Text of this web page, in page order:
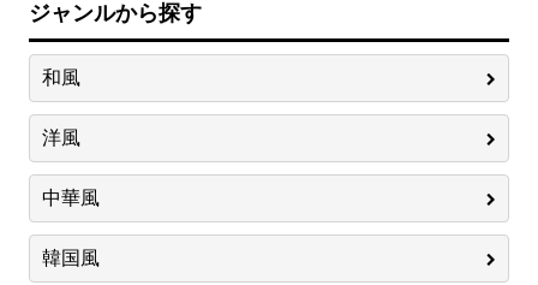
ジャンルから探す
和風
洋風
中華風
韓国風